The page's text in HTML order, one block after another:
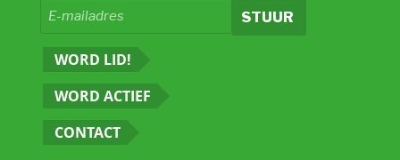
WORD LID!
WORD ACTIEF
CONTACT